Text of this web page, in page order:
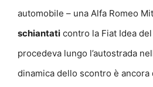
automobile – una Alfa Romeo
schiantati contro la Fiat Idea
procedeva lungo l’autostrada
dinamica dello scontro è